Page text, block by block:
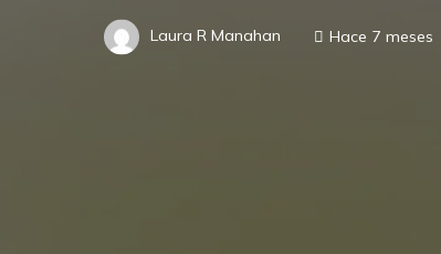
Laura R Manahan Hace 7 meses